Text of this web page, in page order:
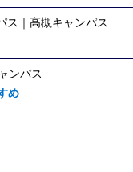
ス｜高槻キャンパス
ンパス
め